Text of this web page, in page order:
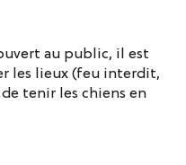
au public, il est
les lieux (feu interdit,
tenir les chiens en